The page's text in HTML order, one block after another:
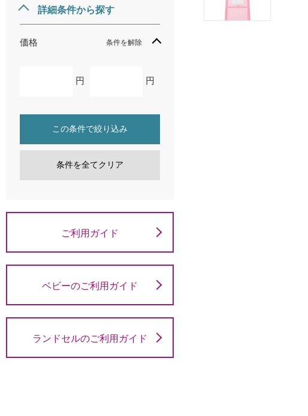
詳細条件から探す
価格 条件を解除
円 円
この条件で絞り込み
条件を全てクリア
ご利用ガイド
ベビーのご利用ガイド
ランドセルのご利用ガイド